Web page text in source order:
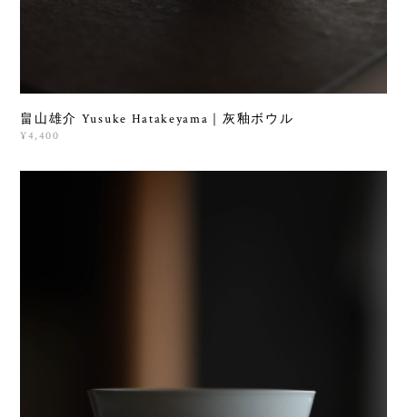
畠山雄介 Yusuke Hatakeyama｜灰釉ボウル
¥4,400